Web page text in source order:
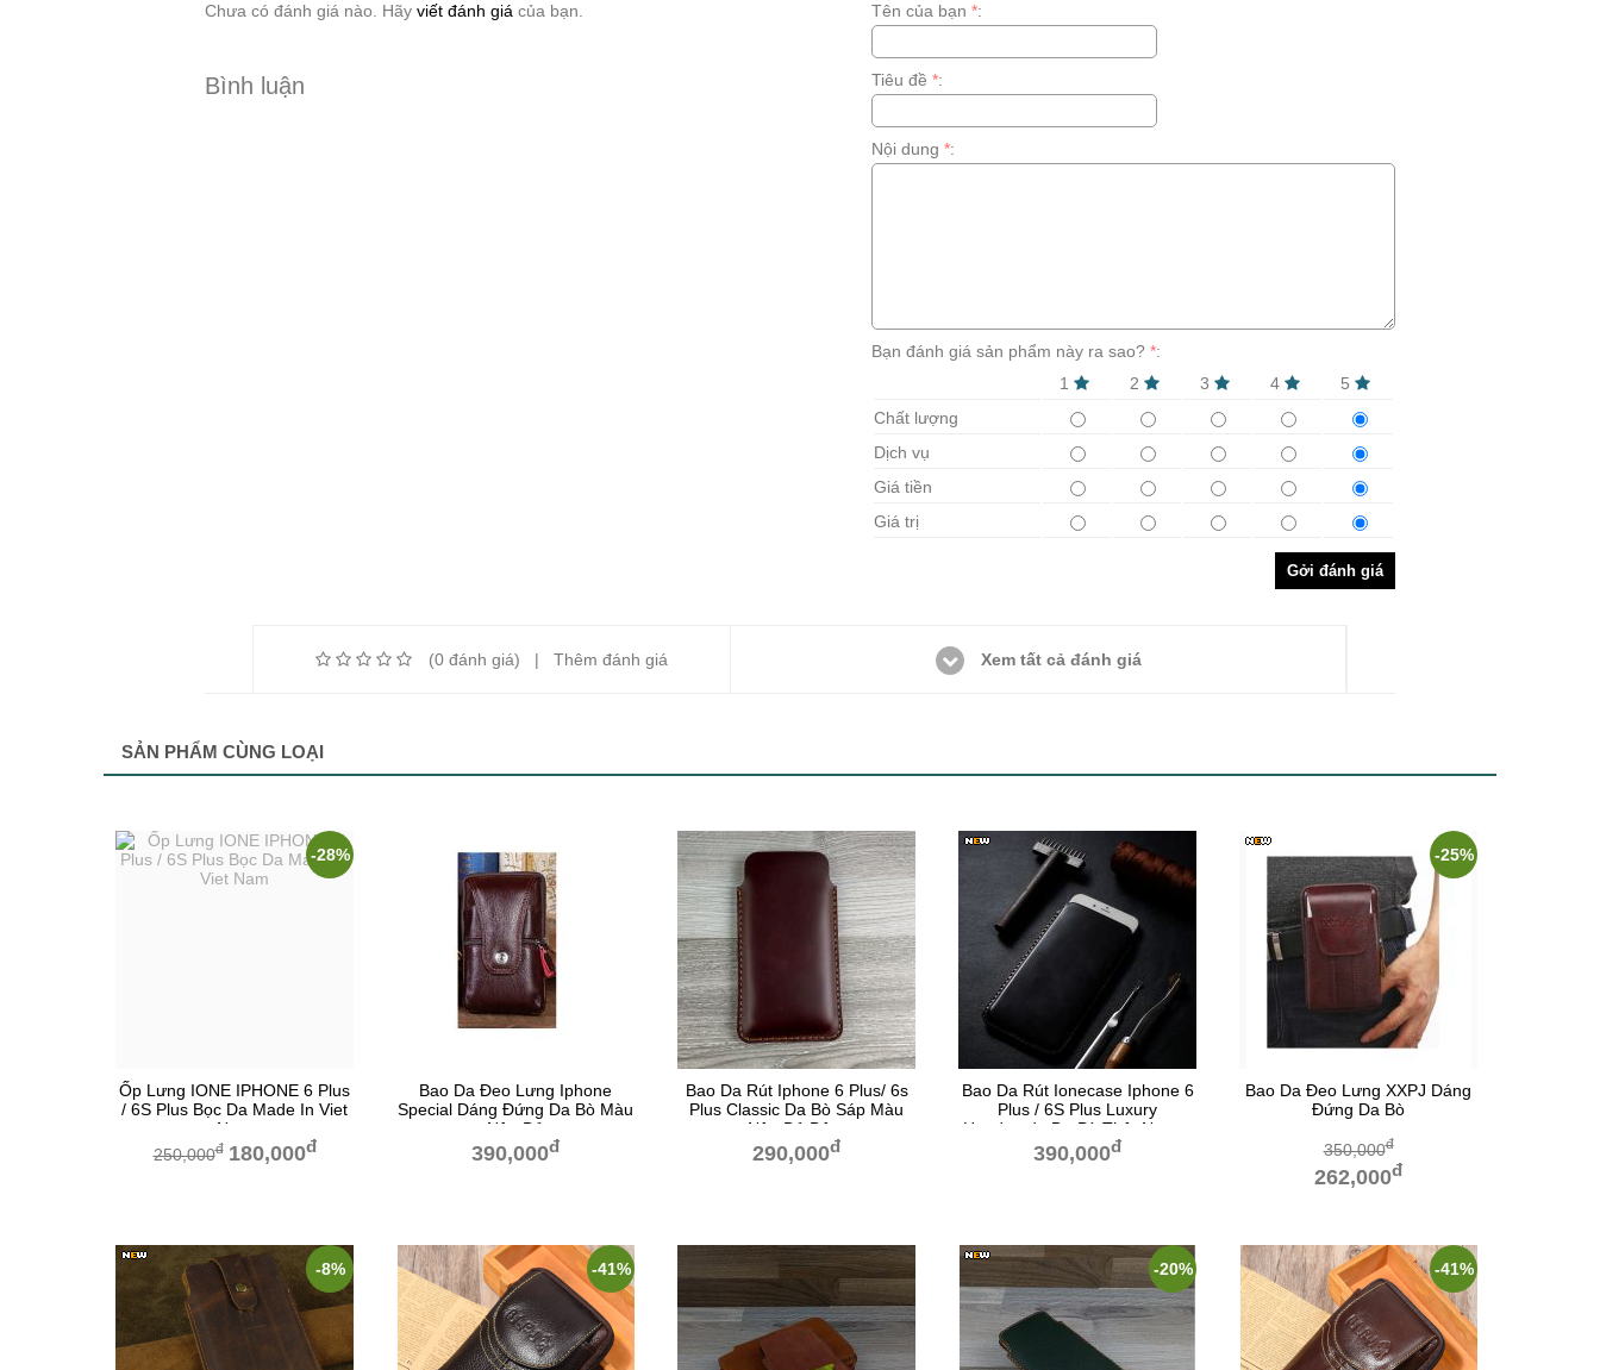
Chưa có đánh giá nào. Hãy viết đánh giá của bạn.
Bình luận
Tên của bạn *:
Tiêu đề *:
Nội dung *:
Bạn đánh giá sản phẩm này ra sao? *:
1
2 3 4
5
Chất lượng
Dịch vụ
Giá tiền
Giá trị
Gởi đánh giá
(0 đánh giá) | Thêm đánh giá Xem tất cả đánh giá
SẢN PHẨM CÙNG LOẠI
-28%
Ốp Lưng IONE IPHONE 6 Plus
/ 6S Plus Bọc Da Made In Viet
Nam
250,000đ 180,000đ
Bao Da Đeo Lưng Iphone
Special Dáng Đứng Da Bò Màu
Nâu Đỏ
390,000đ
Bao Da Rút Iphone 6 Plus/ 6s
Plus Classic Da Bò Sáp Màu
Nâu Đỏ Đậm
290,000đ
Bao Da Rút Ionecase Iphone 6
Plus / 6S Plus Luxury
Handmade Da Bò Thật Nappa
Đen Chỉ Đen
390,000đ
-25%
Bao Da Đeo Lưng XXPJ Dáng
Đứng Da Bò
350,000đ
262,000đ
-8% -41% -20% -41%